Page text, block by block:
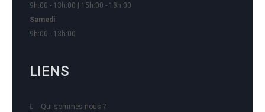
9h:00 - 13h:00 | 15h:00 - 18h:00
Samedi
9h:00 - 13h:00
LIENS
Qui sommes nous ?